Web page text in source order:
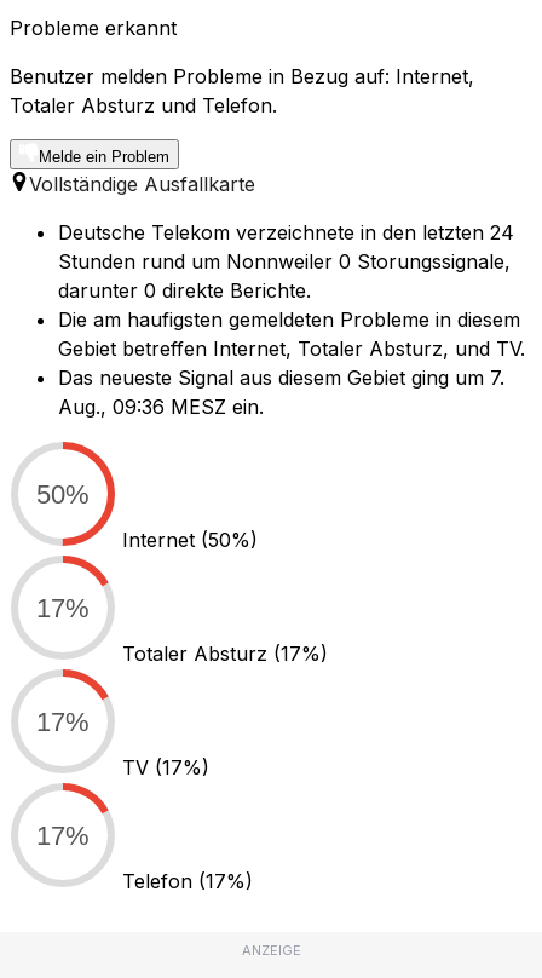
Probleme erkannt
Benutzer melden Probleme in Bezug auf: Internet,
Totaler Absturz und Telefon.
Melde ein Problem
Vollständige Ausfallkarte
Deutsche Telekom verzeichnete in den letzten 24
Stunden rund um Nonnweiler 0 Storungssignale,
darunter 0 direkte Berichte.
Die am haufigsten gemeldeten Probleme in diesem
Gebiet betreffen Internet, Totaler Absturz, und TV.
Das neueste Signal aus diesem Gebiet ging um 7.
Aug., 09:36 MESZ ein.
50%
Internet (50%)
17%
Totaler Absturz (17%)
17%
TV (17%)
17%
Telefon (17%)
ANZEIGE